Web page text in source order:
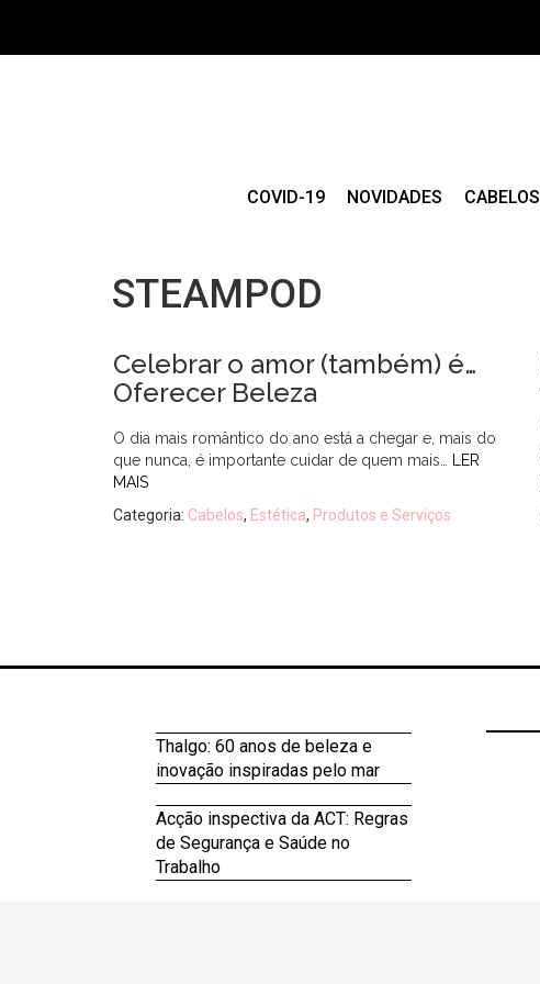
COVID-19 NOVIDADES CABELOS
STEAMPOD
Celebrar o amor (também) é…
Oferecer Beleza
O dia mais romântico do ano está a chegar e, mais do
que nunca, é importante cuidar de quem mais…
LER
MAIS
Categoria: Cabelos, Estética, Produtos e Serviços
Thalgo: 60 anos de beleza e
inovação inspiradas pelo mar
Acção inspectiva da ACT: Regras
de Segurança e Saúde no
Trabalho